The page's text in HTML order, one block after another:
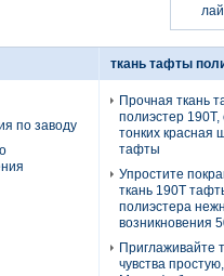
по заводу
ткань тафты
Прочная ткань
полиэстер 190Т,
тонких красная
тафты
Упростите
ткань 190Т
полиэстера
возникновения
Приглаживайте
чувства